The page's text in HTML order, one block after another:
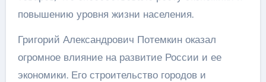
повышению уровня жизни населения.
Григорий Александрович Потемкин оказал
огромное влияние на развитие России и ее
экономики. Его строительство городов и